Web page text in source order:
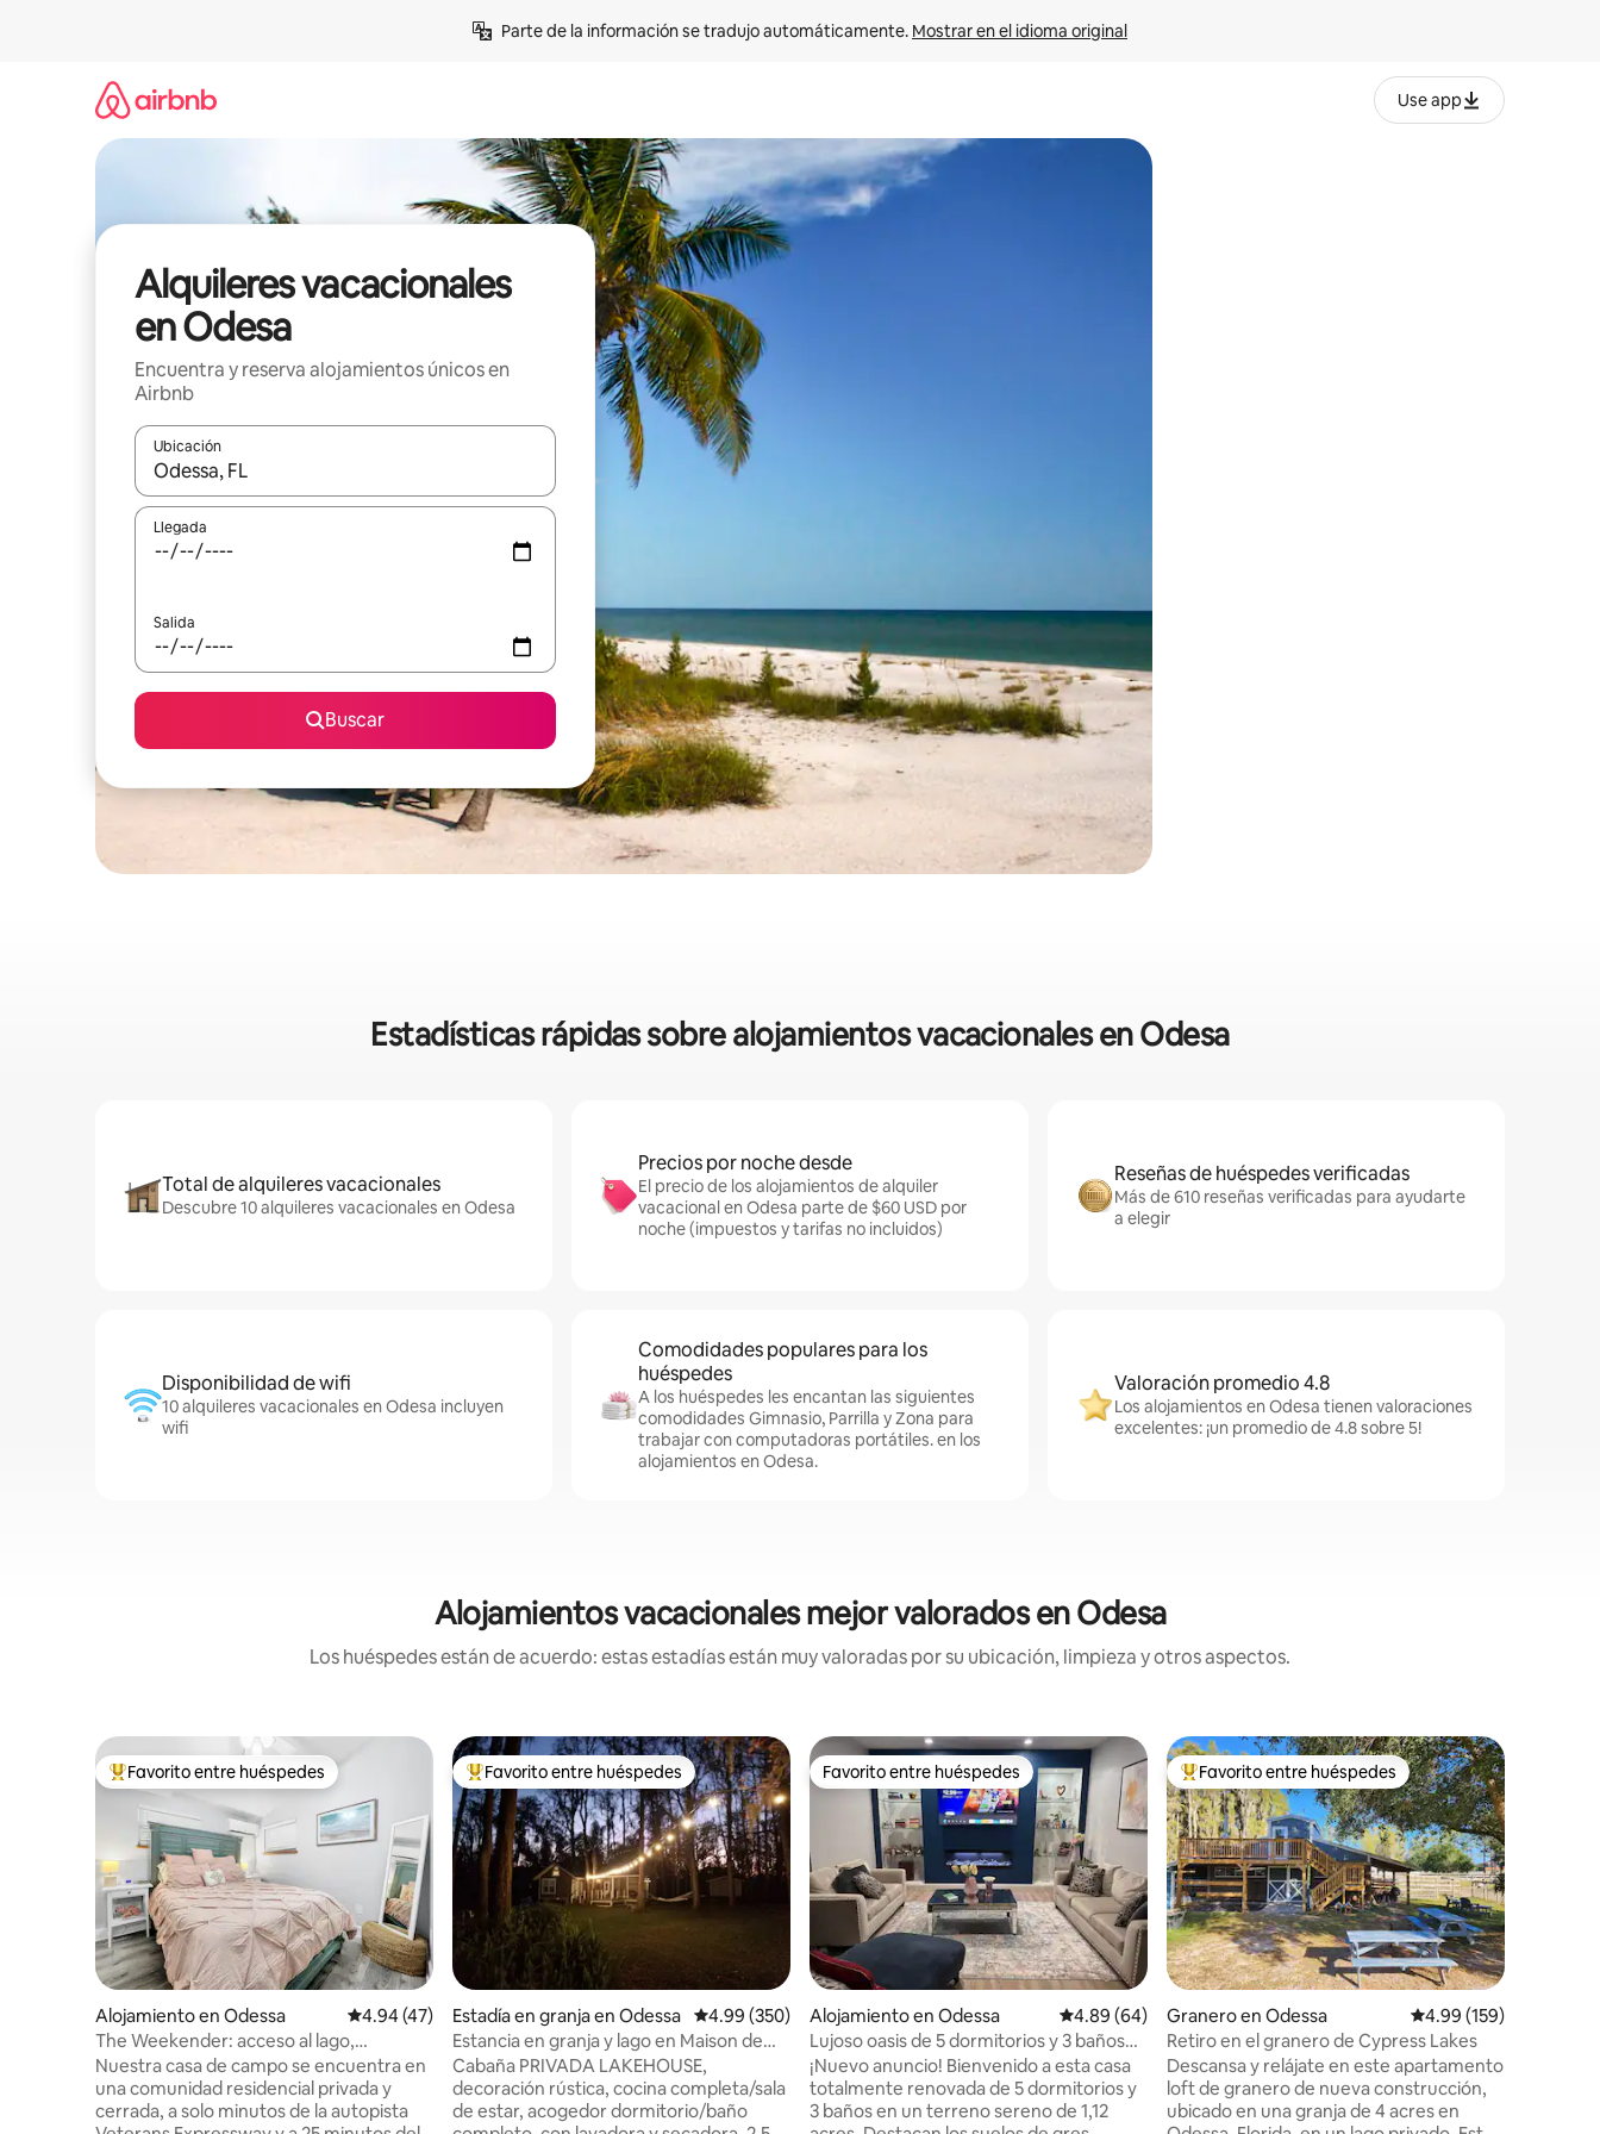
Parte de la información se tradujo automáticamente. Mostrar en el idioma original
Use app
Alquileres vacacionales
en Odesa
Encuentra y reserva alojamientos únicos en
Airbnb
Ubicación
Cuando los resultados estén disponibles, navega con las teclas de flecha hacia arriba y hacia abajo o explora con el tacto o desliza el dedo.
Llegada
Salida
Buscar
Estadísticas rápidas sobre alojamientos vacacionales en Odesa
Total de alquileres vacacionales
Descubre 10 alquileres vacacionales en Odesa
Precios por noche desde
El precio de los alojamientos de alquiler
vacacional en Odesa parte de $60 USD por
noche (impuestos y tarifas no incluidos)
Reseñas de huéspedes verificadas
Más de 610 reseñas verificadas para ayudarte
a elegir
Disponibilidad de wifi
10 alquileres vacacionales en Odesa incluyen
wifi
Comodidades populares para los
huéspedes
A los huéspedes les encantan las siguientes
comodidades Gimnasio, Parrilla y Zona para
trabajar con computadoras portátiles. en los
alojamientos en Odesa.
Valoración promedio 4.8
Los alojamientos en Odesa tienen valoraciones
excelentes: ¡un promedio de 4.8 sobre 5!
Alojamientos vacacionales mejor valorados en Odesa
Los huéspedes están de acuerdo: estas estadías están muy valoradas por su ubicación, limpieza y otros aspectos.
Favorito entre huéspedes preferido
Favorito entre huéspedes
Alojamiento en Odessa Calificación promedio: 4.94 de 5, 47 reseñas
4.94 (47)
The Weekender: acceso al lago,
bicicletas, vida al aire libre
Nuestra casa de campo se encuentra en
una comunidad residencial privada y
cerrada, a solo minutos de la autopista
Favorito entre huéspedes preferido
Favorito entre huéspedes
Estadía en granja en Odessa Calificación promedio: 4.99 de 5, 350 reseñas
4.99 (350)
Estancia en granja y lago en Maison de
L'eau Douce
Cabaña PRIVADA LAKEHOUSE,
decoración rústica, cocina completa/sala
de estar, acogedor dormitorio/baño
Favorito entre huéspedes
Favorito entre huéspedes
Alojamiento en Odessa Calificación promedio: 4.89 de 5, 64 reseñas
4.89 (64)
Lujoso oasis de 5 dormitorios y 3 baños
con piscina, terreno. 7 camas
¡Nuevo anuncio! Bienvenido a esta casa
totalmente renovada de 5 dormitorios y
3 baños en un terreno sereno de 1,12
Favorito entre huéspedes preferido
Favorito entre huéspedes
Granero en Odessa Calificación promedio:
4.99 (159)
Retiro en el granero de Cypress Lakes
Descansa y relájate en este apartamento
loft de granero de nueva construcción,
ubicado en una granja de 4 acres en